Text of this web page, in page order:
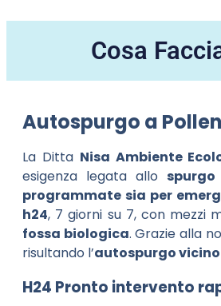
Cosa
Autospurgo a
La Ditta Nisa Ambiente
esigenza legata allo
programmate sia per
h24, 7 giorni su 7, con mezzi
fossa biologica. Grazie alla
risultando l’autospurgo
H24 Pronto intervento